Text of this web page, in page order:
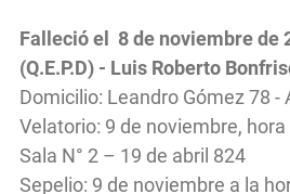
Falleció el 8 de noviembre de
(Q.E.P.D) - Luis Roberto
Domicilio: Leandro Gómez 78
Velatorio: 9 de noviembre, hora
Sala N° 2 – 19 de abril 824
Sepelio: 9 de noviembre a la